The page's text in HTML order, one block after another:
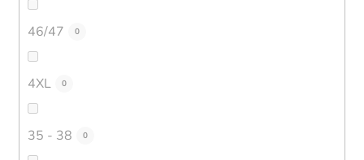
46/47 0
4XL 0
35 - 38 0